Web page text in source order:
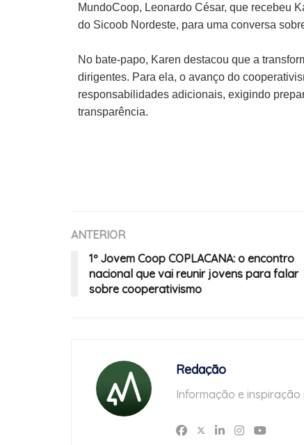
MundoCoop, Leonardo César, que recebeu
do Sicoob Nordeste, para uma conversa
No bate-papo, Karen destacou que a
dirigentes. Para ela, o avanço do
responsabilidades adicionais, exigindo
transparência.
ANTERIOR
1º Jovem Coop COPLACANA: o encontro
nacional que vai reunir jovens para falar
sobre cooperativismo
Redação
Informação e